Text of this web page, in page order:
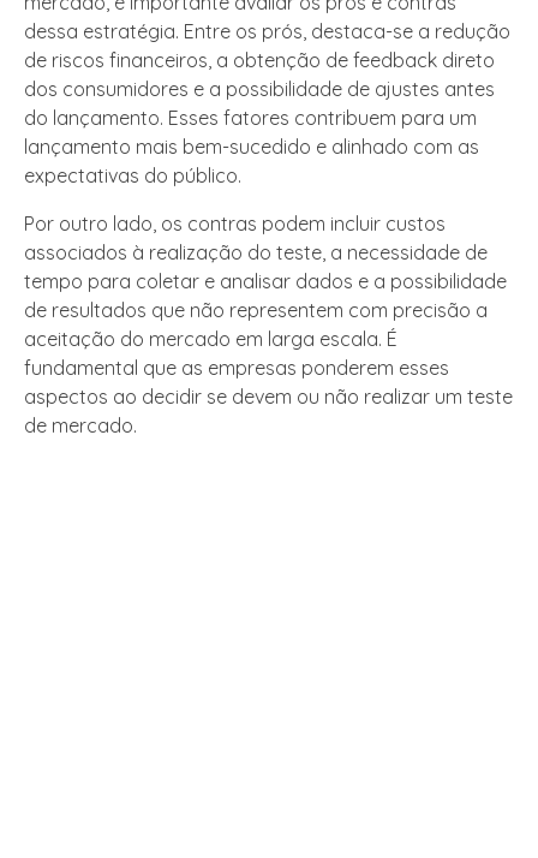
dessa estratégia. Entre os prós, destaca-se a redução
de riscos financeiros, a obtenção de feedback direto
dos consumidores e a possibilidade de ajustes antes
do lançamento. Esses fatores contribuem para um
lançamento mais bem-sucedido e alinhado com as
expectativas do público.
Por outro lado, os contras podem incluir custos
associados à realização do teste, a necessidade de
tempo para coletar e analisar dados e a possibilidade
de resultados que não representem com precisão a
aceitação do mercado em larga escala. É
fundamental que as empresas ponderem esses
aspectos ao decidir se devem ou não realizar um teste
de mercado.